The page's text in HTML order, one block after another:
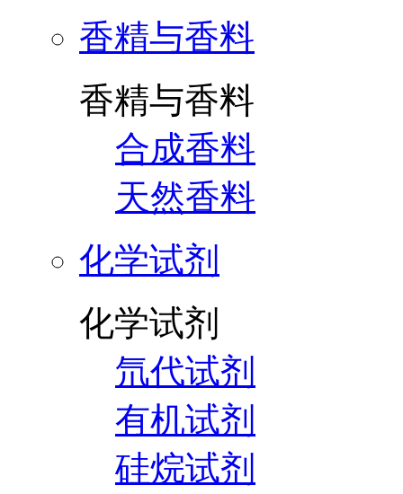
香精与香料
香精与香料
合成香料
天然香料
化学试剂
化学试剂
氘代试剂
有机试剂
硅烷试剂